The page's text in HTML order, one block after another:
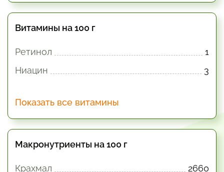
Витамины на 100 г
Ретинол
1
Ниацин
3
Показать все витамины
Макронутриенты на 100 г
Крахмал
2660